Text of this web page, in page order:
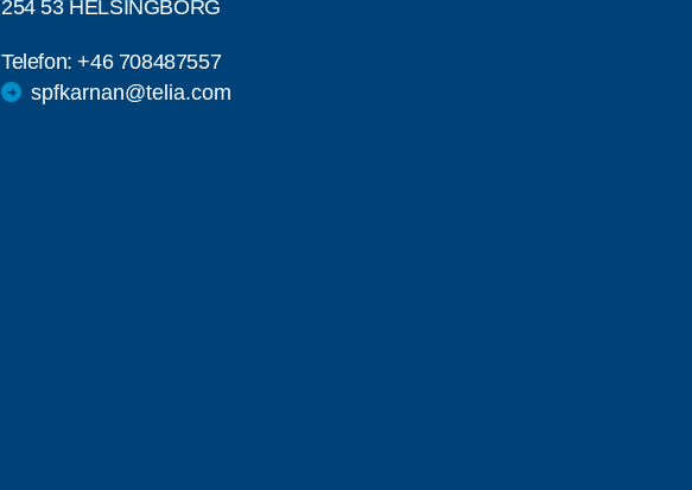
254 53 HELSINGBORG
Telefon:+46 708487557
spfkarnan@telia.com